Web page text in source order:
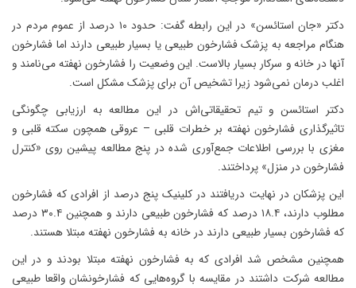
دکتر «جان استائسن» در این رابطه گفت: حدود ۱۰ درصد از عموم مردم در
هنگام مراجعه به پزشک فشارخون طبیعی یا بسیار طبیعی دارند اما فشارخون
آنها در خانه و سرکار بسیار بالاست. این وضعیت را فشارخون نهفته می‌نامند و
اغلب درمان نمی‌شود زیرا تشخیص آن برای پزشک مشکل است.
دکتر استائسن و تیم تحقیقاتی‌اش در این مطالعه به ارزیابی چگونگی
تاثیرگذاری فشارخون نهفته بر خطرات قلبی – عروقی همچون سکته قلبی و
مغزی با بررسی اطلاعات جمع‌آوری شده در پنج مطالعه پیشین روی «کنترل
فشارخون در منزل» پرداختند.
این پزشکان در نهایت دریافتند در کلینیک پنج درصد از افرادی که فشارخون
مطلوب دارند، ۱۸.۴ درصد که فشارخون طبیعی دارند و همچنین ۳۰.۴ درصد
که فشارخون بسیار طبیعی دارند در خانه به فشارخون نهفته مبتلا هستند.
همچنین مشخص شد افرادی که به فشارخون نهفته مبتلا بودند و در این
مطالعه شرکت داشتند در مقایسه با گروه‌هایی که فشارخونشان واقعا طبیعی